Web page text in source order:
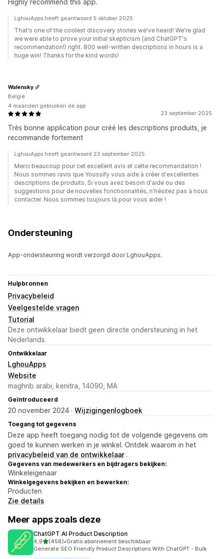
Highly recommend this app.
LghouApps heeft geantwoord 5 oktober 2025
That's one of the coolest discovery stories we've heard! We're glad
we were able to prove your initial skepticism (and ChatGPT's
recommendation!) right. 800 well-written descriptions in hours is a
huge win! Thanks for the kind words!
23 september 2025
Très bonne application pour créé les descriptions produits, je
recommande fortement
Walensky
België
4 maanden gebruiken de app
LghouApps heeft geantwoord 23 september 2025
Merci beaucoup pour cet excellent avis et cette recommandation !
Nous sommes ravis que Youssify vous aide à créer d'excellentes
descriptions de produits. Si vous avez besoin d'aide ou des
suggestions pour de nouvelles fonctionnalités, n'hésitez pas à nous
contacter. Nous sommes toujours là pour vous aider !
Ondersteuning
App-ondersteuning wordt verzorgd door LghouApps.
Hulpbronnen
Privacybeleid
Veelgestelde vragen
Tutorial
Deze ontwikkelaar biedt geen directe ondersteuning in het
Nederlands.
Ontwikkelaar
LghouApps
Website
maghrib arabi, kenitra, 14090, MA
Geïntroduceerd
20 november 2024 · Wijzigingenlogboek
Toegang tot gegevens
Deze app heeft toegang nodig tot de volgende gegevens om
goed te kunnen werken in je winkel. Ontdek waarom in het
privacybeleid van de ontwikkelaar .
Gegevens van medewerkers en bijdragers bekijken:
Winkeleigenaar
Winkelgegevens bekijken en bewerken:
Producten
Zie details
Meer apps zoals deze
ChatGPT AI Product Description
4,9van 5 sterren
(458)
458 recensies in totaal
•Gratis abonnement beschikbaar
Generate SEO Friendly Product Descriptions With ChatGPT - Bulk